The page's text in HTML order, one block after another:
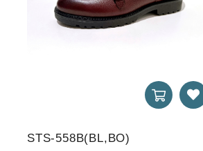
STS-558B(BL,BO)